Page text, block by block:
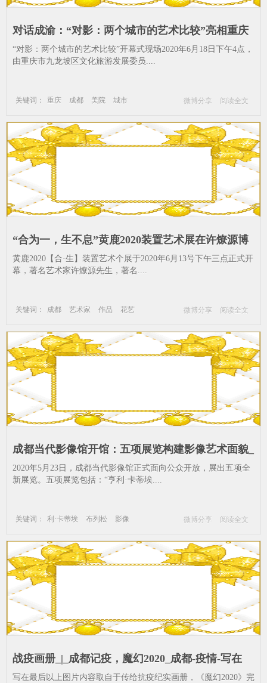
对话成渝：“对影：两个城市的艺术比较”亮相重庆
黄桷坪102艺术基地_重庆-成都-美院-城市
“对影：两个城市的艺术比较”开幕式现场2020年6月18日下午4点，
由重庆市九龙坡区文化旅游发展委员....
关键词： 重庆 成都 美院 城市 微博分享 阅读全文
“合为一，生不息”黄鹿2020装置艺术展在许燎源博
物馆开幕_成都-艺术家-作品-花艺
黄鹿2020【合·生】装置艺术个展于2020年6月13号下午三点正式开
幕，著名艺术家许燎源先生，著名....
关键词： 成都 艺术家 作品 花艺 微博分享 阅读全文
成都当代影像馆开馆：五项展览构建影像艺术面貌_
影像-成都当代影像馆-法国-当代-成都-参展
2020年5月23日，成都当代影像馆正式面向公众开放，展出五项全
新展览。五项展览包括：“亨利·卡蒂埃....
关键词： 利·卡蒂埃 布列松
影像
参展
微博分享 阅读全文
战疫画册_|_成都记疫，魔幻2020_成都-疫情-写在
写在最后以上图片内容取自于传给抗疫纪实画册，《魔幻2020》完